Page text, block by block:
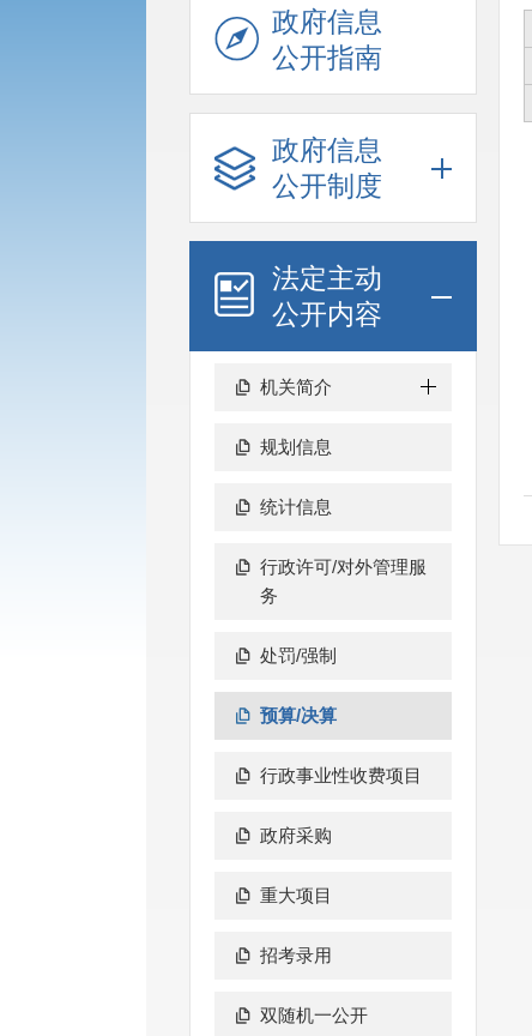
政府信息
公开指南
政府信息
公开制度
法定主动
公开内容
机关简介
规划信息
统计信息
行政许可/对外管理服
务
处罚/强制
预算/决算
行政事业性收费项目
政府采购
重大项目
招考录用
双随机一公开